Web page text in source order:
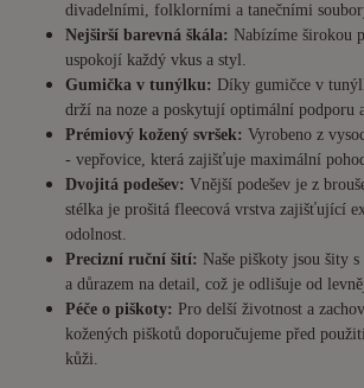
divadelními, folklorními a tanečními
Nejširší barevná škála: Nabízíme širokou
uspokojí každý vkus a styl.
Gumička v tunýlku: Díky gumičce v
drží na noze a poskytují optimální podporu
Prémiový kožený svršek: Vyrobeno z
- vepřovice, která zajišťuje maximální
Dvojitá podešev: Vnější podešev je z
stélka je prošitá fleecová vrstva zajišťující
odolnost.
Precizní ruční šití: Naše piškoty jsou šity
a důrazem na detail, což je odlišuje od
Péče o piškoty: Pro delší životnost a
kožených piškotů doporučujeme před
kůži.